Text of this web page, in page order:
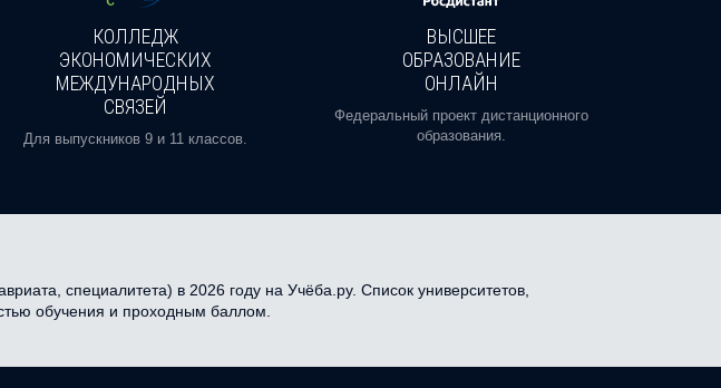
КОЛЛЕДЖ
ЭКОНОМИЧЕСКИХ
МЕЖДУНАРОДНЫХ
СВЯЗЕЙ
Для выпускников 9 и 11 классов.
ВЫСШЕЕ
ОБРАЗОВАНИЕ
ОНЛАЙН
Федеральный проект дистанционного
образования.
специалитета) в 2026 году на Учёба.ру. Список университетов,
обучения и проходным баллом.